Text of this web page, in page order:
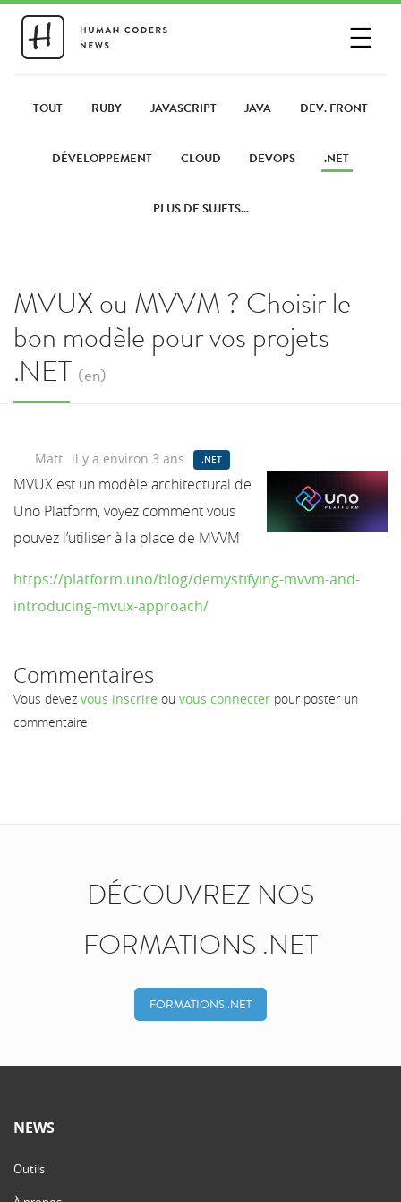
☰
PARTAGER UN LIEN
TOUT RUBY JAVASCRIPT JAVA DEV. FRONT
DÉVELOPPEMENT CLOUD DEVOPS .NET
PLUS DE SUJETS...
MVUX ou MVVM ? Choisir le
bon modèle pour vos projets
.NET (en)
Matt il y a environ 3 ans .NET
MVUX est un modèle architectural de
Uno Platform, voyez comment vous
pouvez l’utiliser à la place de MVVM
https://platform.uno/blog/demystifying-mvvm-and-
introducing-mvux-approach/
Commentaires
Vous devez vous inscrire ou vous connecter pour poster un
commentaire
DÉCOUVREZ NOS
FORMATIONS .NET
FORMATIONS .NET
NEWS
Outils